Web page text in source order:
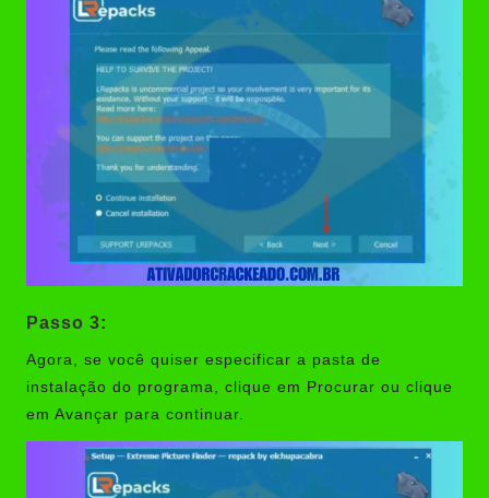
Passo 3:
Agora, se você quiser especificar a pasta de
instalação do programa, clique em Procurar ou clique
em Avançar para continuar.